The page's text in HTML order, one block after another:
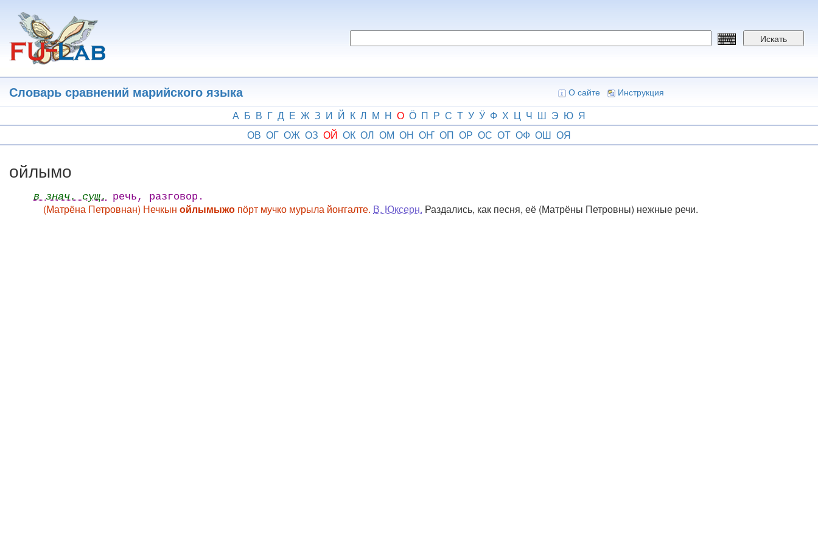
основному
содержанию
Искать
Словарь сравнений марийского языка О сайте Инструкция
А Б В Г Д Е Ж З И Й К Л М Н О Ӧ П Р С Т У Ӱ Ф Х Ц Ч Ш Э Ю Я
ОВ ОГ ОЖ ОЗ ОЙ ОК ОЛ ОМ ОН ОҤ ОП ОР ОС ОТ ОФ ОШ ОЯ
ойлымо
в знач. сущ. речь, разговор.
(Матрёна Петровнан) Нечкын ойлымыжо пӧрт мучко мурыла йоҥгалте. В. Юксерн. Раздались, как песня, её (Матрёны Петровны) нежные речи.